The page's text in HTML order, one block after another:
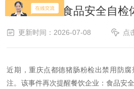
饮企业建立食品安全自检
更新时间：2026-07-08 点
近期，重庆点都德猪肠粉检出禁用防
注。该事件再次提醒餐饮企业：食品安